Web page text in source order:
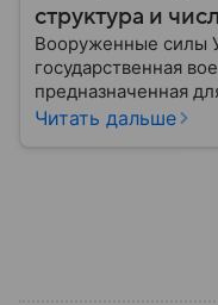
структура и
Вооруженные силы
государственная
предназначенная
военным путем.
Читать дальше